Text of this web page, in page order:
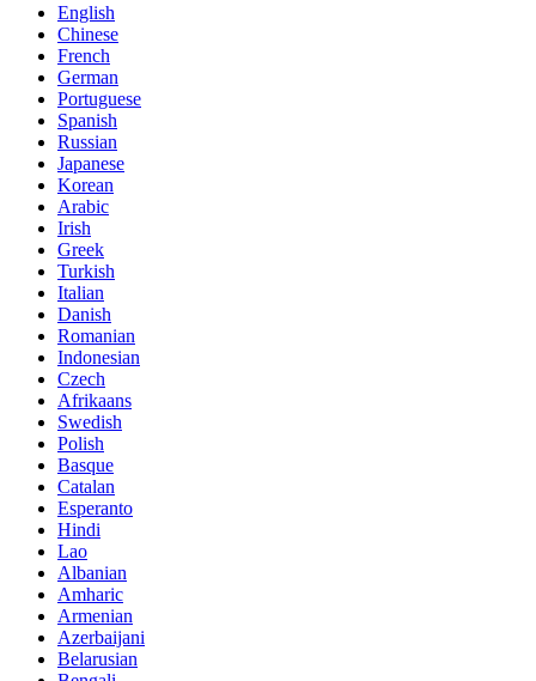
English
Chinese
French
German
Portuguese
Spanish
Russian
Japanese
Korean
Arabic
Irish
Greek
Turkish
Italian
Danish
Romanian
Indonesian
Czech
Afrikaans
Swedish
Polish
Basque
Catalan
Esperanto
Hindi
Lao
Albanian
Amharic
Armenian
Azerbaijani
Belarusian